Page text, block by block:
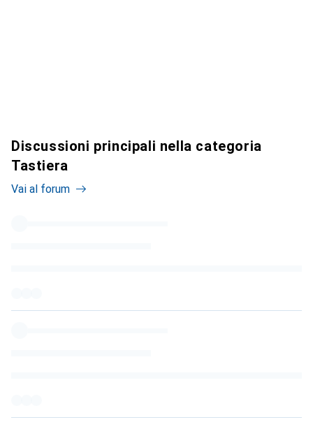
Discussioni principali nella categoria
Tastiera
Vai al forum